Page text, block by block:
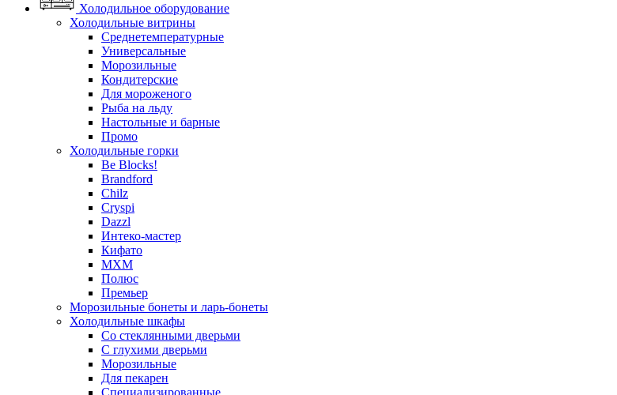
Холодильное оборудование
Холодильные витрины
Среднетемпературные
Универсальные
Морозильные
Кондитерские
Для мороженого
Рыба на льду
Настольные и барные
Промо
Холодильные горки
Be Blocks!
Brandford
Chilz
Cryspi
Dazzl
Интеко-мастер
Кифато
МХМ
Полюс
Премьер
Морозильные бонеты и ларь-бонеты
Холодильные шкафы
Со стеклянными дверьми
С глухими дверьми
Морозильные
Для пекарен
Специализированные